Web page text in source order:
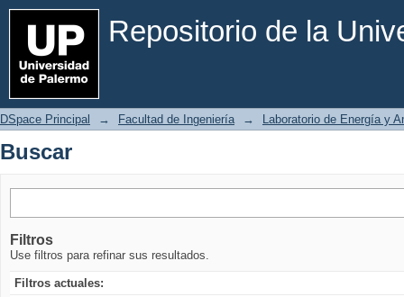
Repositorio de la
Buscar
DSpace Principal → Facultad de Ingeniería → Laboratorio de Energía y
Buscar
Filtros
Use filtros para refinar sus resultados.
Filtros actuales: